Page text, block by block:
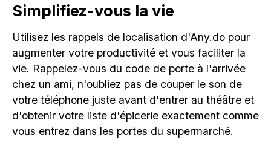
Simplifiez-vous la vie
Utilisez les rappels de localisation d'Any.do pour
augmenter votre productivité et vous faciliter la
vie. Rappelez-vous du code de porte à l'arrivée
chez un ami, n'oubliez pas de couper le son de
votre téléphone juste avant d'entrer au théâtre et
d'obtenir votre liste d'épicerie exactement comme
vous entrez dans les portes du supermarché.